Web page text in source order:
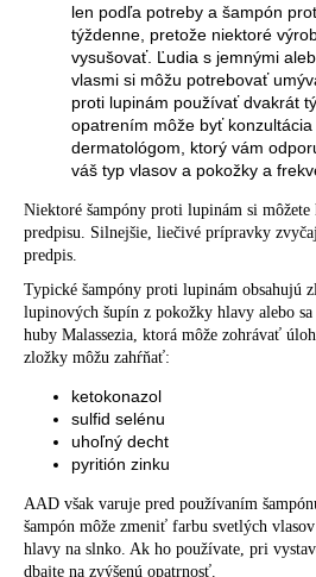
len podľa potreby a šampón
týždenne, pretože niektoré
vysušovať. Ľudia s jemnými
vlasmi si môžu potrebovať
proti lupinám používať dvakrát
opatrením môže byť
dermatológom, ktorý vám
váš typ vlasov a pokožky a
Niektoré šampóny proti lupinám si
predpisu. Silnejšie, liečivé prípravky
predpis.
Typické šampóny proti lupinám obsahujú
lupinových šupín z pokožky hlavy alebo
huby Malassezia, ktorá môže zohrávať
zložky môžu zahŕňať:
ketokonazol
sulfid selénu
uhoľný decht
pyritión zinku
AAD však varuje pred používaním
šampón môže zmeniť farbu svetlých
hlavy na slnko. Ak ho používate, pri
dbajte na zvýšenú opatrnosť.